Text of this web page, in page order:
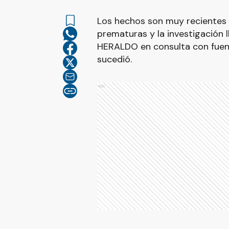
Los hechos son muy
prematuras y la investigación
HERALDO en consulta con
sucedió.
Ads